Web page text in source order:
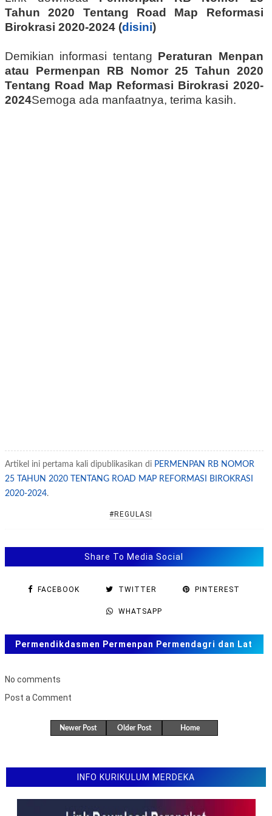
Tahun 2020 Tentang Road Map Reformasi
Birokrasi 2020-2024 (disini)
Demikian informasi tentang Peraturan Menpan
atau
Permenpan RB Nomor 25 Tahun 2020
Tentang Road Map Reformasi Birokrasi 2020-
2024Semoga ada manfaatnya, terima kasih.
Artikel ini pertama kali dipublikasikan di PERMENPAN RB NOMOR
25 TAHUN 2020 TENTANG ROAD MAP REFORMASI BIROKRASI
2020-2024.
#REGULASI
Share To Media Social
FACEBOOK TWITTER PINTEREST
WHATSAPP
Permendikdasmen Permenpan Permendagri dan Lat
No comments
Post a Comment
Newer Post Older Post Home
INFO KURIKULUM MERDEKA